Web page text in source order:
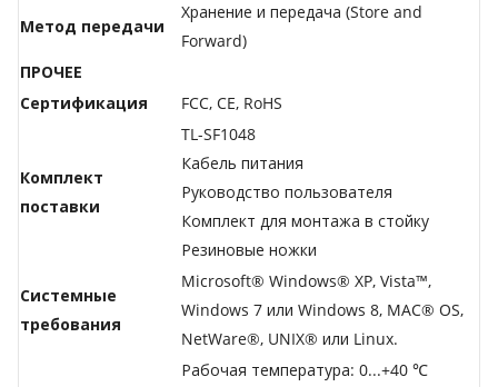
Метод передачи
Хранение и передача (Store and
Forward)
ПРОЧЕЕ
Сертификация
FCC, CE, RoHS
Комплект
поставки
TL-SF1048
Кабель питания
Руководство пользователя
Комплект для монтажа в стойку
Резиновые ножки
Системные
требования
Microsoft® Windows® XP, Vista™,
Windows 7 или Windows 8, MAC® OS,
NetWare®, UNIX® или Linux.
Рабочая температура: 0...+40 ℃